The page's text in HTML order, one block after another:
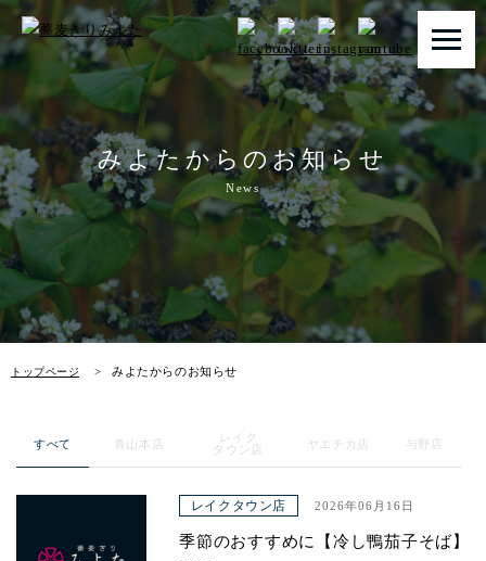
みよたからのお知らせ
News
トップページ みよたからのお知らせ
トップページ
みよたとは
みよたのこだわり
畑だより
メニュー
お知らせ
アクセス
すべて 青山本店
レイク
タウン店
ヤエチカ店 与野店
レイクタウン店 2026年06月16日
季節のおすすめに【冷し鴨茄子そば】